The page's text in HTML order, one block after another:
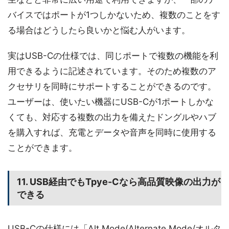
バイスではポートが1つしかないため、複数のことをす
る場合はどうしたら良いかと悩む人がいます。
実はUSB-Cの仕様では、同じポートで複数の機能を利
用できるように記述されています。そのため複数のア
クセサリを同時にサポートすることができるのです。
ユーザーは、使いたい機器にUSB-Cが1ポートしかな
くても、対応する複数の出力を備えたドングルやハブ
を購入すれば、充電とデータや音声を同時に使用する
ことができます。
11. USB経由でもTpye-Cなら高品質映像の出力が
できる